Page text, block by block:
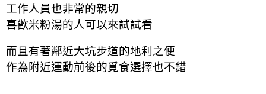
工作人員也非常的親切
喜歡米粉湯的人可以來試試看
而且有著鄰近大坑步道的地利之便
作為附近運動前後的覓食選擇也不錯